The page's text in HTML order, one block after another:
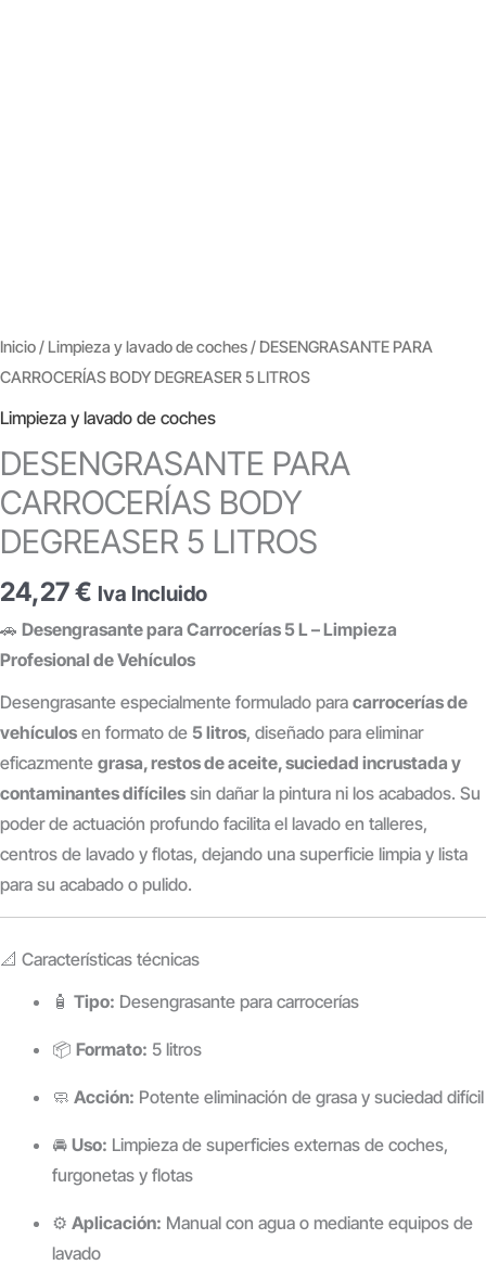
Inicio/ Limpieza y lavado de coches/ DESENGRASANTE PARA
CARROCERÍAS BODY DEGREASER 5 LITROS
Limpieza y lavado de coches
DESENGRASANTE PARA
CARROCERÍAS BODY
DEGREASER 5 LITROS
24,27€ Iva Incluido
🚗 Desengrasante para Carrocerías 5 L – Limpieza
Profesional de Vehículos
Desengrasante especialmente formulado para carrocerías de
vehículos en formato de 5 litros, diseñado para eliminar
eficazmente grasa, restos de aceite, suciedad incrustada y
contaminantes difíciles sin dañar la pintura ni los acabados. Su
poder de actuación profundo facilita el lavado en talleres,
centros de lavado y flotas, dejando una superficie limpia y lista
para su acabado o pulido.
📐 Características técnicas
🧴 Tipo: Desengrasante para carrocerías
📦 Formato: 5 litros
🧼 Acción: Potente eliminación de grasa y suciedad difícil
🚘 Uso: Limpieza de superficies externas de coches,
furgonetas y flotas
⚙️ Aplicación: Manual con agua o mediante equipos de
lavado